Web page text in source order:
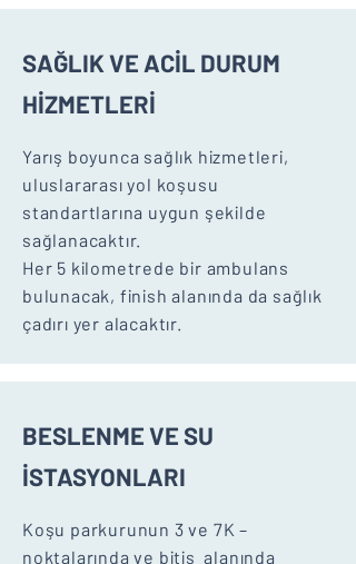
SAĞLIK VE ACİL DURUM
HİZMETLERİ
Yarış boyunca sağlık hizmetleri,
uluslararası yol koşusu
standartlarına uygun şekilde
sağlanacaktır.
Her 5 kilometrede bir ambulans
bulunacak, finish alanında da sağlık
çadırı yer alacaktır.
BESLENME VE SU
İSTASYONLARI
Koşu parkurunun 3 ve 7K –
noktalarında ve bitiş alanında